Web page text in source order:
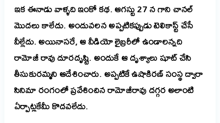
ఇక ఈనాడు వాళ్ళది ఇంకో కథ. ఆగస్టు 27 న గాని చానల్
మొదలు కాలేదు. అందువలన అప్పటికప్పుడు టెలికాస్ట్ చేసే
వీల్లేదు. అయినాసరే, ఆ వీడియో లైబ్రరీలో ఉండాలన్నది
రామోజీ రావు దూరదృష్టి. అందుకే ఆ దృశ్యాలు షూట్ చేసి
తీసుకురమ్మని ఆదేశించారు. అప్పటికే ఉషాకిరణ్ సంస్థ ద్వారా
సినిమా రంగంలో ప్రవేశించిన రామోజీరావు దగ్గర అలాంటి
ఏర్పాట్లకేమీ కొదవలేదు.